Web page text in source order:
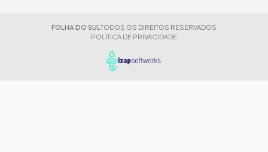
FOLHA DO SUL TODOS OS DIREITOS RESERVADOS
POLÍTICA DE PRIVACIDADE